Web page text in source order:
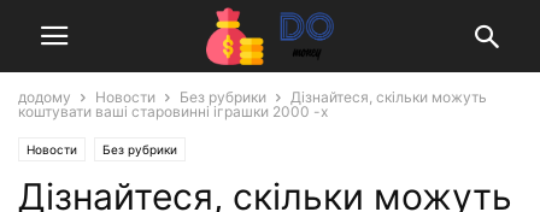
додому Новости Без рубрики
Дізнайтеся, скільки можуть
коштувати ваші старовинні іграшки 2000 -х
Новости Без рубрики
Дізнайтеся, скільки можуть